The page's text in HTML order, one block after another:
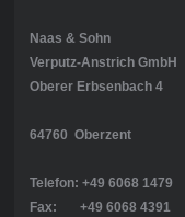
Naas & Sohn
Verputz-Anstrich GmbH
Oberer Erbsenbach 4
64760 Oberzent
Telefon: +49 6068 1479
Fax: +49 6068 4391